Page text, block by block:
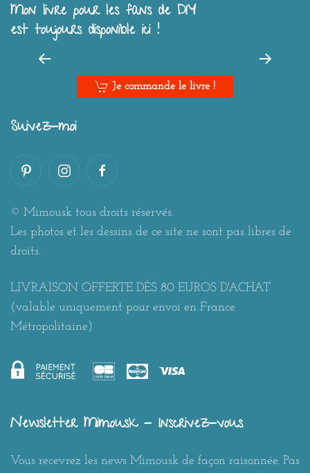
Mon livre pour les fans de DIY
est toujours disponible ici !
Je commande le livre !
Suivez-moi
© Mimousk tous droits réservés.
Les photos et les dessins de ce site ne sont pas libres de
droits.
LIVRAISON OFFERTE DÈS 80 EUROS D'ACHAT
(valable uniquement pour envoi en France
Métropolitaine)
Newsletter Mimousk - Inscrivez-vous
Vous recevrez les news Mimousk de façon raisonnée. Pas